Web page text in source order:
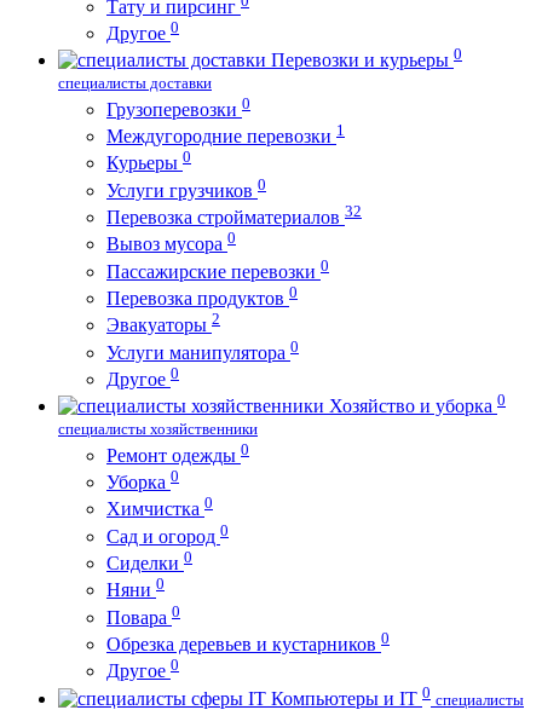
Тату и пирсинг
Другое 0
Перевозки и курьеры 0
специалисты доставки
Грузоперевозки 0
Междугородние перевозки 1
Курьеры 0
Услуги грузчиков 0
Перевозка стройматериалов 32
Вывоз мусора 0
Пассажирские перевозки 0
Перевозка продуктов 0
Эвакуаторы 2
Услуги манипулятора 0
Другое 0
Хозяйство и уборка 0
специалисты хозяйственники
Ремонт одежды 0
Уборка 0
Химчистка 0
Сад и огород 0
Сиделки 0
Няни 0
Повара 0
Обрезка деревьев и кустарников 0
Другое 0
Компьютеры и IT 0 специалисты